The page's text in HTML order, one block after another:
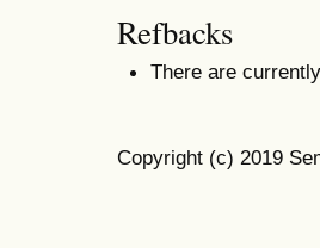
Refbacks
There are
Copyright (c) 2019